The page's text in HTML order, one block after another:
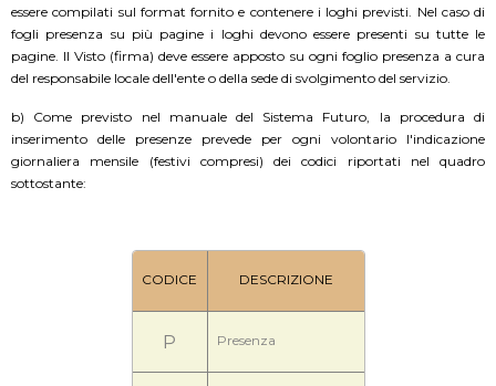
essere compilati sul format fornito e contenere i loghi previsti. Nel caso di
fogli presenza su più pagine i loghi devono essere presenti su tutte le
pagine. Il Visto (firma) deve essere apposto su ogni foglio presenza a cura
del responsabile locale dell'ente o della sede di svolgimento del servizio.
b) Come previsto nel manuale del Sistema Futuro, la procedura di
inserimento delle presenze prevede per ogni volontario l'indicazione
giornaliera mensile (festivi compresi) dei codici riportati nel quadro
sottostante:
CODICE DESCRIZIONE
P Presenza